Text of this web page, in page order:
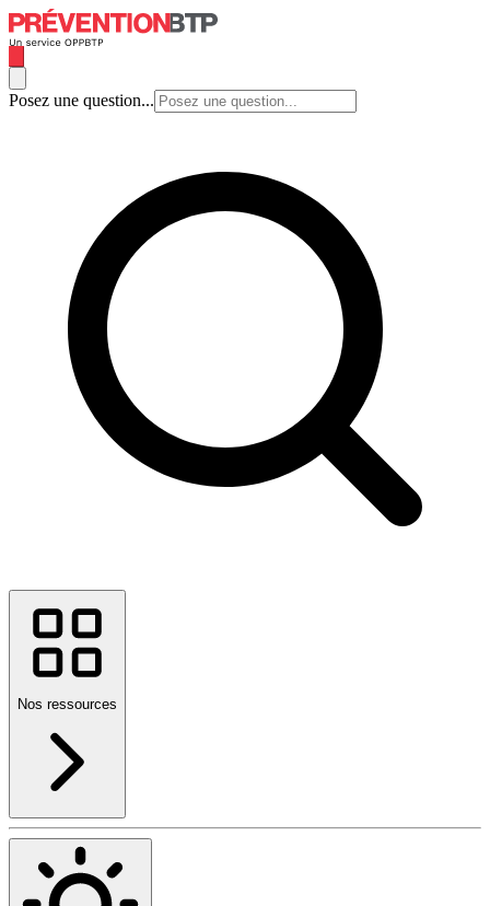
Posez une question...
Nos ressources